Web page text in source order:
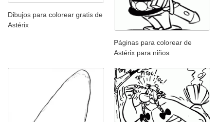
Dibujos para colorear gratis de
Astérix
Páginas para colorear de
Astérix para niños